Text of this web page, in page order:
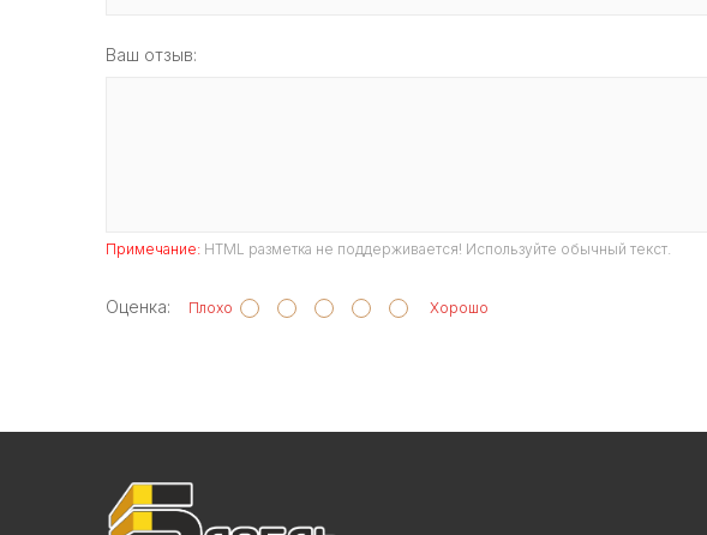
Ваш отзыв:
Примечание: HTML разметка не поддерживается! Используйте обычный текст.
Оценка: Плохо Хорошо